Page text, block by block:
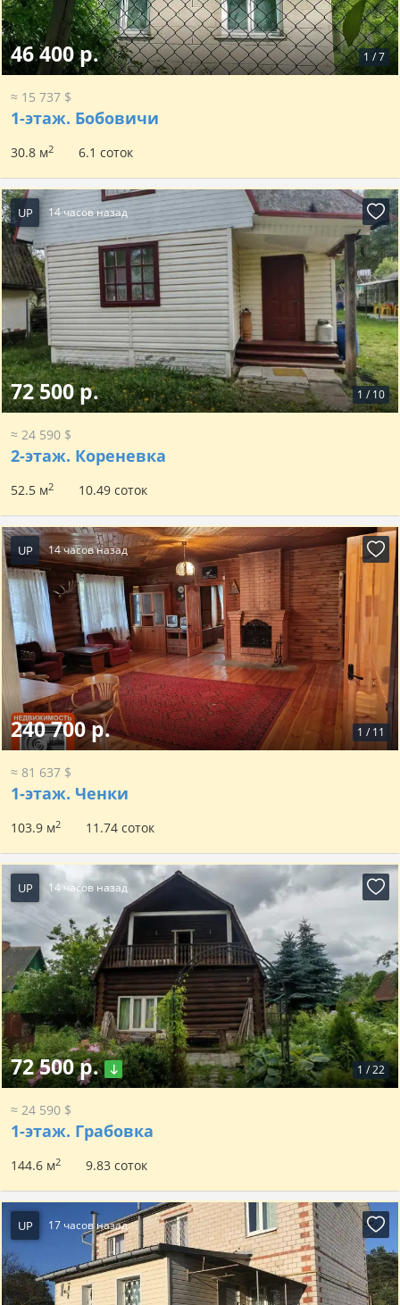
1 /7
46 400 р.
≈ 15 737 $
1-этаж. Бобовичи
30.8 м2 6.1 соток
UP 14 часов назад
1 / 10
72 500 р.
≈ 24 590 $
2-этаж. Кореневка
52.5 м2 10.49 соток
UP 14 часов назад
1 / 11
240 700 р.
≈ 81 637 $
1-этаж. Ченки
103.9 м2 11.74 соток
UP 14 часов назад
1 /22
72 500 р.
≈ 24 590 $
1-этаж. Грабовка
144.6 м2 9.83 соток
UP 17 часов назад